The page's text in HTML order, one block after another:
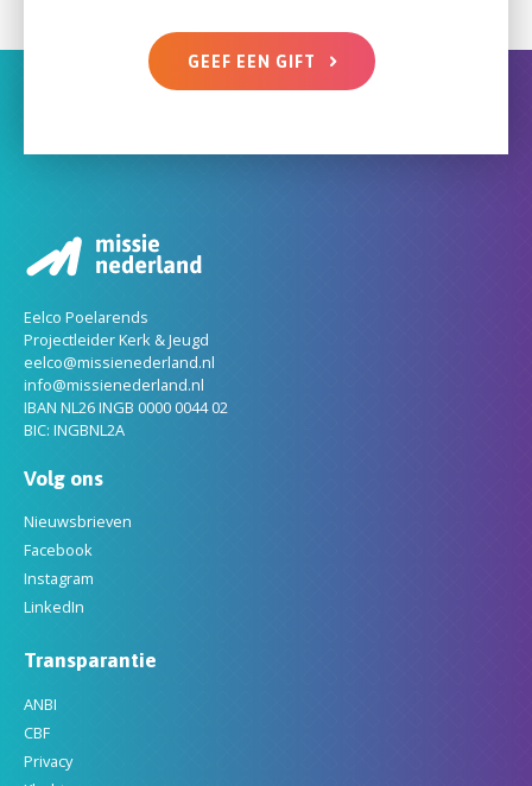
GEEF EEN GIFT
Eelco Poelarends
Projectleider Kerk & Jeugd
eelco@missienederland.nl
info@missienederland.nl
IBAN NL26 INGB 0000 0044 02
BIC: INGBNL2A
Volg ons
Nieuwsbrieven
Facebook
Instagram
LinkedIn
Transparantie
ANBI
CBF
Privacy